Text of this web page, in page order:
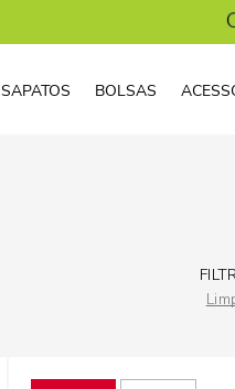
SAPATOS BOLSAS